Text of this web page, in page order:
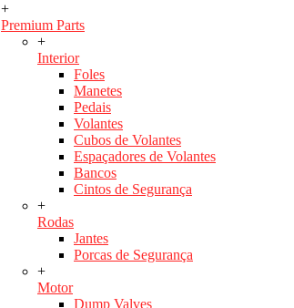
+
Premium Parts
+
Interior
Foles
Manetes
Pedais
Volantes
Cubos de Volantes
Espaçadores de Volantes
Bancos
Cintos de Segurança
+
Rodas
Jantes
Porcas de Segurança
+
Motor
Dump Valves